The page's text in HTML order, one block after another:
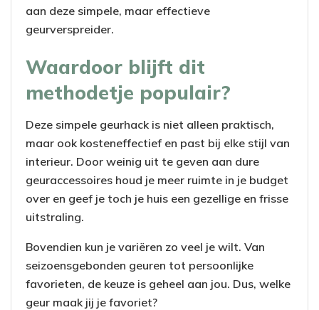
aan deze simpele, maar effectieve
geurverspreider.
Waardoor blijft dit
methodetje populair?
Deze simpele geurhack is niet alleen praktisch,
maar ook kosteneffectief en past bij elke stijl van
interieur. Door weinig uit te geven aan dure
geuraccessoires houd je meer ruimte in je budget
over en geef je toch je huis een gezellige en frisse
uitstraling.
Bovendien kun je variëren zo veel je wilt. Van
seizoensgebonden geuren tot persoonlijke
favorieten, de keuze is geheel aan jou. Dus, welke
geur maak jij je favoriet?